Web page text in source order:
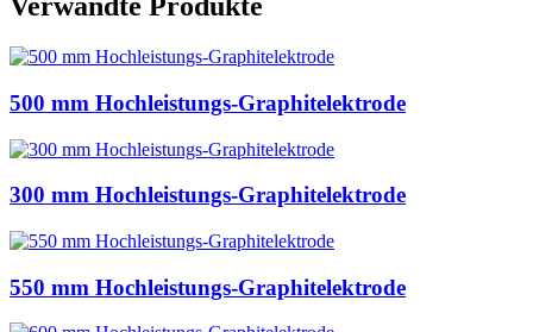
500 mm Hochleistungs-Graphitelektrode
300 mm Hochleistungs-Graphitelektrode
550 mm Hochleistungs-Graphitelektrode